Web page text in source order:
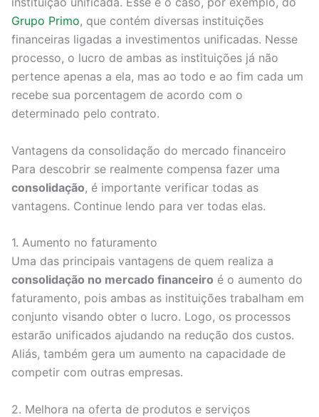
Grupo Primo, que contém diversas instituições
financeiras ligadas a investimentos unificadas. Nesse
processo, o lucro de ambas as instituições já não
pertence apenas a ela, mas ao todo e ao fim cada um
recebe sua porcentagem de acordo com o
determinado pelo contrato.
Vantagens da consolidação do mercado financeiro
Para descobrir se realmente compensa fazer uma
consolidação, é importante verificar todas as
vantagens. Continue lendo para ver todas elas.
1. Aumento no faturamento
Uma das principais vantagens de quem realiza a
consolidação no mercado financeiro é o aumento do
faturamento, pois ambas as instituições trabalham em
conjunto visando obter o lucro. Logo, os processos
estarão unificados ajudando na redução dos custos.
Aliás, também gera um aumento na capacidade de
competir com outras empresas.
2. Melhora na oferta de produtos e serviços